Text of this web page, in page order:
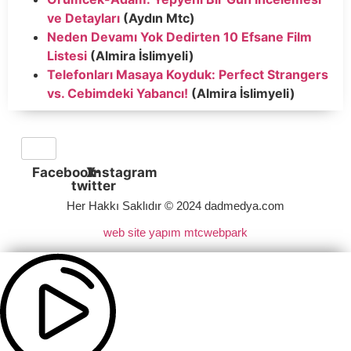
ve Detayları (Aydın Mtc)
Neden Devamı Yok Dedirten 10 Efsane Film
Listesi (Almira İslimyeli)
Telefonları Masaya Koyduk: Perfect Strangers
vs. Cebimdeki Yabancı! (Almira İslimyeli)
Facebook
X-
twitter
Instagram
Her Hakkı Saklıdır © 2024 dadmedya.com
web site yapım mtcwebpark